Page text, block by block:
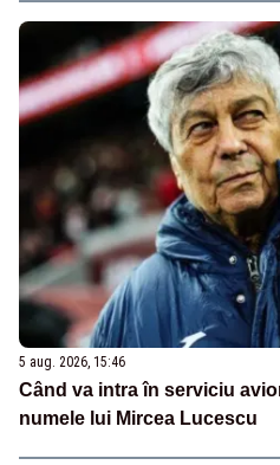
5 aug. 2026, 15:46
Când va intra în serviciu
numele lui Mircea Lucescu